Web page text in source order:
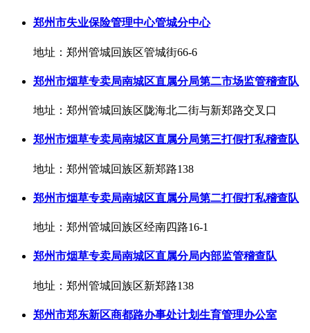
郑州市失业保险管理中心管城分中心
地址：郑州管城回族区管城街66-6
郑州市烟草专卖局南城区直属分局第二市场监管稽查队
地址：郑州管城回族区陇海北二街与新郑路交叉口
郑州市烟草专卖局南城区直属分局第三打假打私稽查队
地址：郑州管城回族区新郑路138
郑州市烟草专卖局南城区直属分局第二打假打私稽查队
地址：郑州管城回族区经南四路16-1
郑州市烟草专卖局南城区直属分局内部监管稽查队
地址：郑州管城回族区新郑路138
郑州市郑东新区商都路办事处计划生育管理办公室